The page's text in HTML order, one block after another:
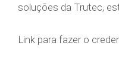
soluções da Trutec,
Link para fazer o